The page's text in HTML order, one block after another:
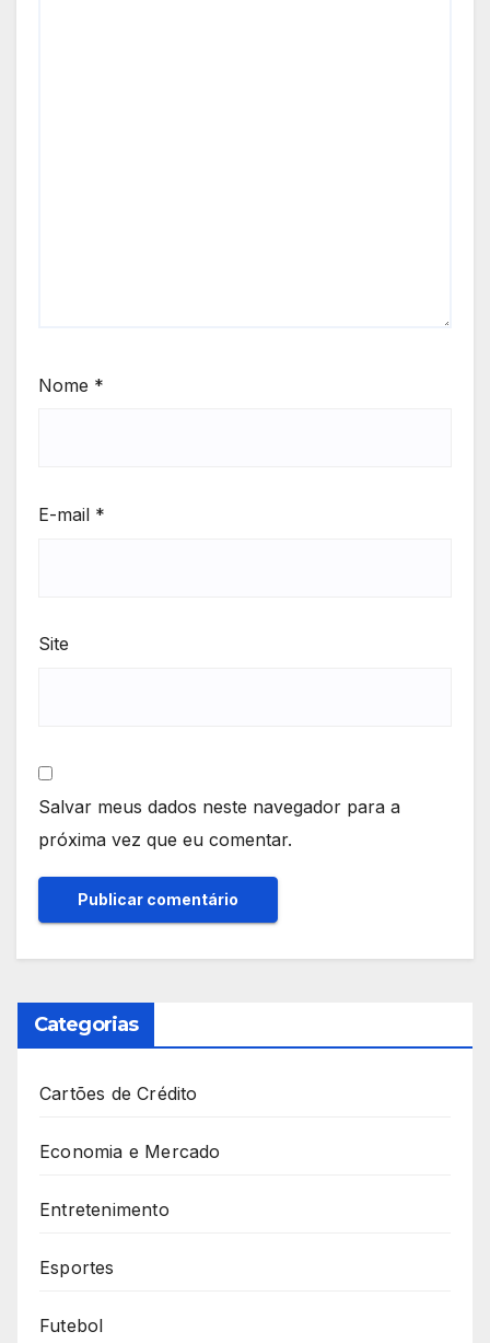
Nome *
E-mail *
Site
Salvar meus dados neste navegador para a
próxima vez que eu comentar.
Categorias
Cartões de Crédito
Economia e Mercado
Entretenimento
Esportes
Futebol